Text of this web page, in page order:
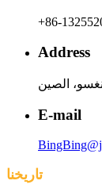
+86-
Address
E-mail
تاريخنا